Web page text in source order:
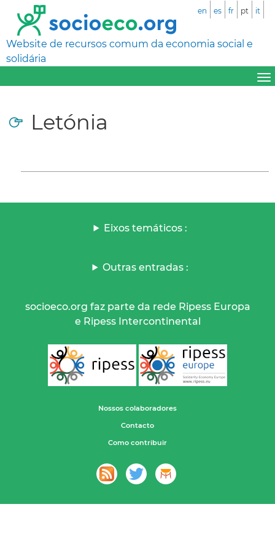
Website de recursos comum da economia social e
solidária
en es fr pt it
Letónia
Eixos temáticos :
Outras entradas :
socioeco.org faz parte da rede Ripess Europa
e Ripess Intercontinental
Nossos colaboradores
Contacto
Como contribuir